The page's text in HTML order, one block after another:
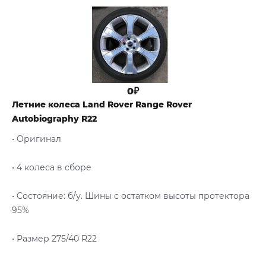
0₽
Летние колеса Land Rover Range Rover
Autobiography R22
• Оригинал
• 4 колеса в сборе
• Cостояние: б/у. Шины с остатком высоты протектора
95%
• Размер 275/40 R22